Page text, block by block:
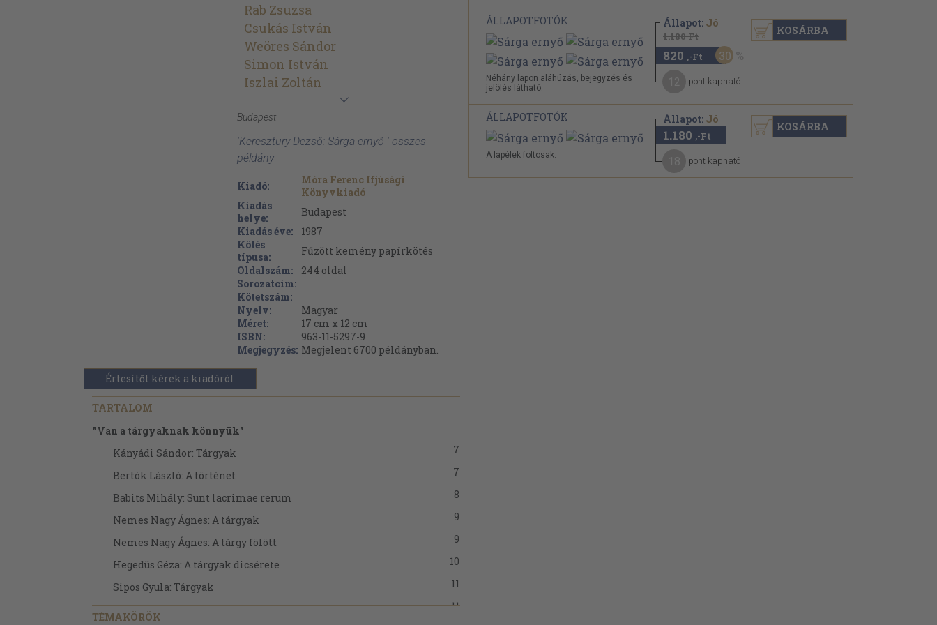
Rab Zsuzsa
Csukás István
Weöres Sándor
Simon István
Iszlai Zoltán
Budapest
'Keresztury Dezső: Sárga ernyő ' összes
példány
Kiadó:
Móra Ferenc Ifjúsági
Könyvkiadó
Kiadás
helye:
Budapest
Kiadás éve:
1987
Kötés
típusa:
Fűzött kemény papírkötés
Oldalszám:
244 oldal
Sorozatcím:
Kötetszám:
Nyelv:
Magyar
Méret:
17 cm x 12 cm
ISBN:
963-11-5297-9
Megjegyzés: Megjelent 6700 példányban.
Értesítőt kérek a kiadóról
TARTALOM
"Van a tárgyaknak könnyük"
Kányádi Sándor: Tárgyak
7
Bertók László: A történet
7
Babits Mihály: Sunt lacrimae rerum
8
Nemes Nagy Ágnes: A tárgyak
9
Nemes Nagy Ágnes: A tárgy fölött
9
Hegedüs Géza: A tárgyak dicsérete
10
Sipos Gyula: Tárgyak
11
Urr Ida: A tárgyak lélegzete
11
TÉMAKÖRÖK
ÁLLAPOTFOTÓK
Néhány lapon aláhúzás, bejegyzés és
jelölés látható.
Állapot: Jó
1.180 Ft
820 ,-Ft 30
pont kapható
KOSÁRBA
ÁLLAPOTFOTÓK
A lapélek foltosak.
Állapot: Jó
1.180 ,-Ft
pont kapható
KOSÁRBA